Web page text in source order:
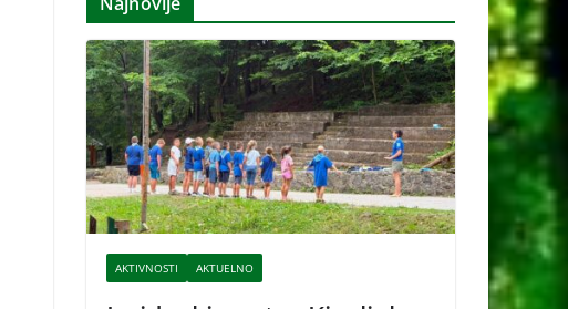
v
e
AKTIVNOSTI AKTUELNO